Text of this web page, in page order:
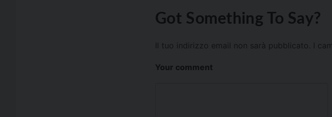
Got Something To Say?
Il tuo indirizzo email non sarà pubblicato. I
Your comment